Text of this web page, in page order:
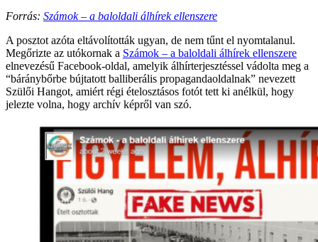
Forrás: Számok – a baloldali álhírek ellenszere
A posztot azóta eltávolították ugyan, de nem tűnt el nyomtalanul.
Megőrizte az utókornak a Számok – a baloldali álhírek ellenszere
elnevezésű Facebook-oldal, amelyik álhírterjesztéssel vádolta meg a
“báránybőrbe bújtatott balliberális propagandaoldalnak” nevezett
Szülői Hangot, amiért régi ételosztásos fotót tett ki anélkül, hogy
jelezte volna, hogy archív képről van szó.